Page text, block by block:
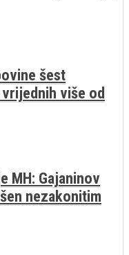
šest
više od
MH: Gajaninov
nezakonitim